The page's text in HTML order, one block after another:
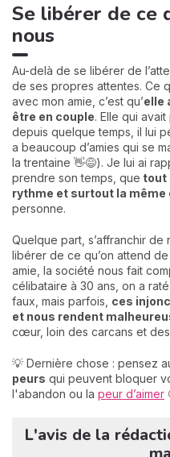
Se libérer de ce
nous
Au-delà de se libérer de
de ses propres attentes. Ce
avec mon amie, c’est qu’elle
être en couple. Elle qui
depuis quelque temps, il lui
a beaucoup d’amies qui se
la trentaine 👋😅). Je lui ai
prendre son temps, que tout
rythme et surtout la même
personne.
Quelque part, s’affranchir de
libérer de ce qu’on attend de
amie, la société nous fait
célibataire à 30 ans, on a
faux, mais parfois, ces
et nous rendent
cœur, loin des carcans et
💡 Dernière chose : pensez
peurs qui peuvent bloquer
l'abandon ou la peur d’aimer
L'avis de la